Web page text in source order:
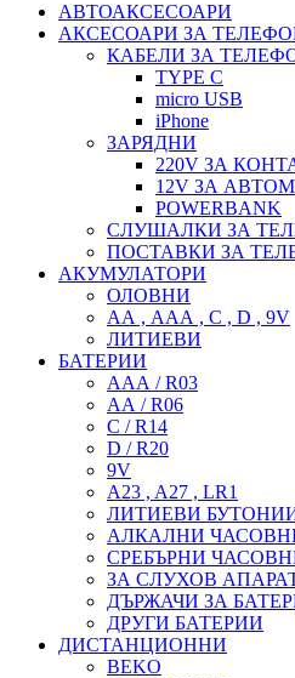
АВТОАКСЕСОАРИ
АКСЕСОАРИ ЗА
КАБЕЛИ ЗА
TYPE C
micro USB
iPhone
ЗАРЯДНИ
220V ЗА
12V ЗА
POWERBANK
СЛУШАЛКИ ЗА
ПОСТАВКИ ЗА
АКУМУЛАТОРИ
ОЛОВНИ
АА , ААА , C , D , 9V
ЛИТИЕВИ
БАТЕРИИ
ААА / R03
АА / R06
C / R14
D / R20
9V
A23 , A27 , LR1
ЛИТИЕВИ БУТОНИИ
АЛКАЛНИ
СРЕБЪРНИ
ЗА СЛУХОВ
ДЪРЖАЧИ ЗА
ДРУГИ БАТЕРИИ
ДИСТАНЦИОННИ
BEKO